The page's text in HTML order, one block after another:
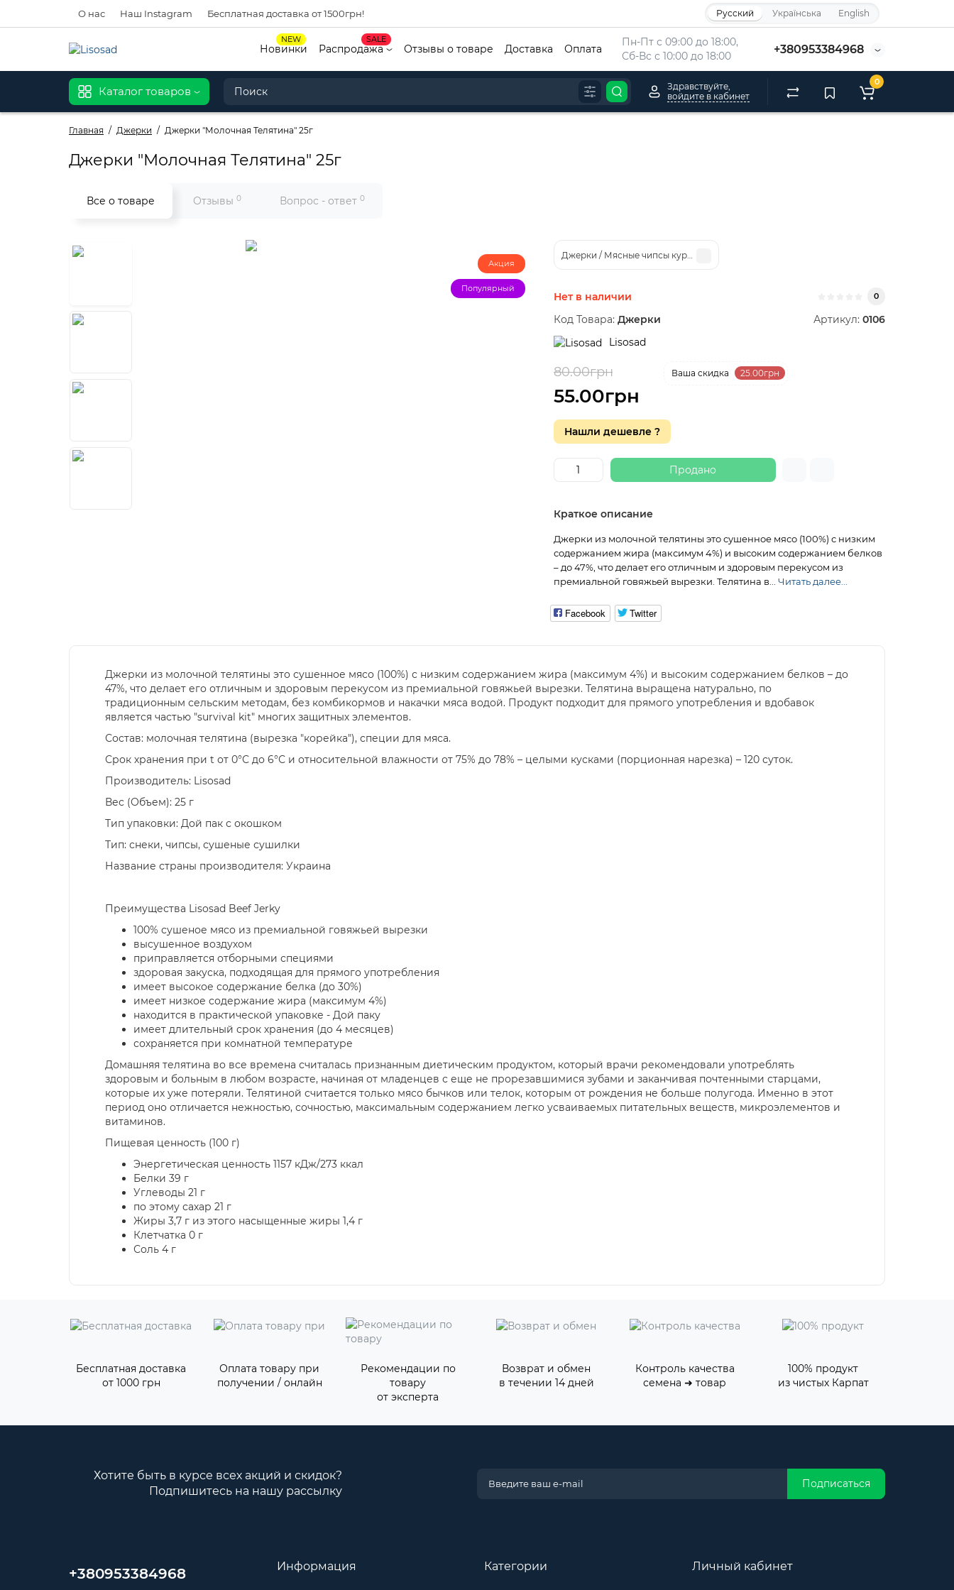
О нас Наш Instagram Бесплатная доставка от 1500грн! Русский Українська English
Пн-Пт с 09:00 до 18:00,
Сб-Вс с 10:00 до 18:00
+380953384968
NEW
Новинки
SALE
Распродажа Отзывы о товаре Доставка Оплата
Каталог товаров
Здравствуйте,
войдите в кабинет
0
Главная Джерки Джерки "Молочная Телятина" 25г
Джерки "Молочная Телятина" 25г
Все о товаре Отзывы 0 Вопрос - ответ 0
Акция
Популярный
Джерки / Мясные чипсы куриные
Нет в наличии 0
Код Товара: Джерки Артикул: 0106
Lisosad
80.00грн Ваша cкидка 25.00грн
55.00грн
Нашли дешевле ?
Продано
Краткое описание
Джерки из молочной телятины это сушенное мясо (100%) с низким
содержанием жира (максимум 4%) и высоким содержанием белков
– до 47%, что делает его отличным и здоровым перекусом из
премиальной говяжьей вырезки. Телятина в... Читать далее...
Facebook Twitter
Джерки из молочной телятины это сушенное мясо (100%) с низким содержанием жира (максимум 4%) и высоким содержанием белков – до
47%, что делает его отличным и здоровым перекусом из премиальной говяжьей вырезки. Телятина выращена натурально, по
традиционным сельским методам, без комбикормов и накачки мяса водой. Продукт подходит для прямого употребления и вдобавок
является частью "survival kit" многих защитных элементов.
Состав: молочная телятина (вырезка "корейка"), специи для мяса.
Срок хранения при t от 0°С до 6°С и относительной влажности от 75% до 78% – целыми кусками (порционная нарезка) – 120 суток.
Производитель: Lisosad
Вес (Объем): 25 г
Тип упаковки: Дой пак с окошком
Тип: снеки, чипсы, сушеные сушилки
Название страны производителя: Украина
Преимущества Lisosad Beef Jerky
100% сушеное мясо из премиальной говяжьей вырезки
высушенное воздухом
приправляется отборными специями
здоровая закуска, подходящая для прямого употребления
имеет высокое содержание белка (до 30%)
имеет низкое содержание жира (максимум 4%)
находится в практической упаковке - Дой паку
имеет длительный срок хранения (до 4 месяцев)
сохраняется при комнатной температуре
Домашняя телятина во все времена считалась признанным диетическим продуктом, который врачи рекомендовали употреблять
здоровым и больным в любом возрасте, начиная от младенцев с еще не прорезавшимися зубами и заканчивая почтенными старцами,
которые их уже потеряли. Телятиной считается только мясо бычков или телок, которым от рождения не больше полугода. Именно в этот
период оно отличается нежностью, сочностью, максимальным содержанием легко усваиваемых питательных веществ, микроэлементов и
витаминов.
Пищевая ценность (100 г)
Энергетическая ценность 1157 кДж/273 ккал
Белки 39 г
Углеводы 21 г
по этому сахар 21 г
Жиры 3,7 г из этого насыщенные жиры 1,4 г
Клетчатка 0 г
Соль 4 г
Бесплатная доставка
от 1000 грн
Оплата товару при
получении / онлайн
Рекомендации по
товару
от эксперта
Возврат и обмен
в течении 14 дней
Контроль качества
семена ➜ товар
100% продукт
из чистых Карпат
Хотите быть в курсе всех акций и скидок?
Подпишитесь на нашу рассылку
Подписаться
+380953384968 Информация Категории Личный кабинет